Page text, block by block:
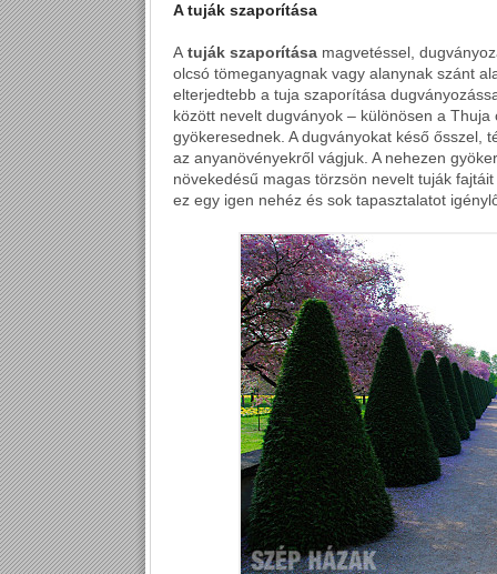
A tuják szaporítása
A tuják szaporítása magvetéssel,
olcsó tömeganyagnak vagy alanynak szánt
elterjedtebb a tuja szaporítása
között nevelt dugványok – különösen a
gyökeresednek. A dugványokat késő ősszel,
az anyanövényekről vágjuk. A nehezen
növekedésű magas törzsön nevelt tuják
ez egy igen nehéz és sok tapasztalatot